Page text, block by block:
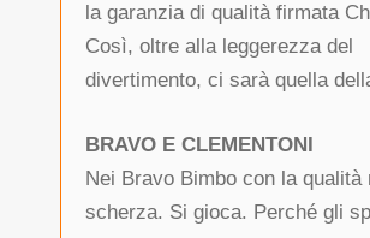
la garanzia di qualità firmata
Così, oltre alla leggerezza del
divertimento, ci sarà quella
BRAVO E CLEMENTONI
Nei Bravo Bimbo con la qualità
scherza. Si gioca. Perché gli